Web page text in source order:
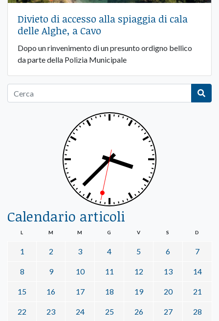
Divieto di accesso alla spiaggia di cala
delle Alghe, a Cavo
Dopo un rinvenimento di un presunto ordigno bellico
da parte della Polizia Municipale
Calendario articoli
L M M G V S D
1 2 3 4 5 6 7
8 9 10 11 12 13 14
15 16 17 18 19 20 21
22 23 24 25 26 27 28